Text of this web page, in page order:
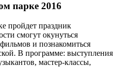
парке 2016
пройдет праздник
смогут окунуться
и познакомиться
В программе: выступления
мастер-классы,